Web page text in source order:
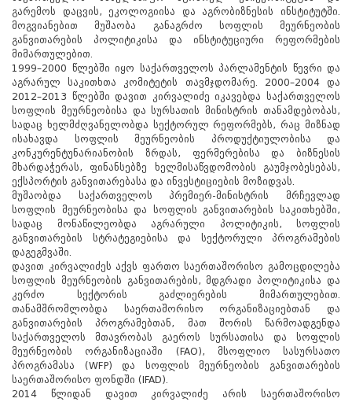
გარემოს დაცვის, ეკოლოგიისა და აგრობიზნესის ინსტიტუტში.
მოგვიანებით მუშაობა განაგრძო სოფლის მეურნეობის
განვითარების პოლიტიკისა და ინსტიტუციური რეფორმების
მიმართულებით.
1999–2000 წლებში იყო საქართველოს პარლამენტის წევრი და
აგრარულ საკითხთა კომიტეტის თავმჯდომარე. 2000–2004 და
2012–2013 წლებში დავით კირვალიძე იკავებდა საქართველოს
სოფლის მეურნეობისა და სურსათის მინისტრის თანამდებობას,
სადაც ხელმძღვანელობდა სექტორულ რეფორმებს, რაც მიზნად
ისახავდა სოფლის მეურნეობის პროდუქტიულობისა და
კონკურენტუნარიანობის ზრდას, ფერმერებისა და ბიზნესის
მხარდაჭერას, ფინანსებზე ხელმისაწვდომობის გაუმჯობესებას,
ექსპორტის განვითარებასა და ინვესტიციების მოზიდვას.
მუშაობდა საქართველოს პრემიერ-მინისტრის მრჩევლად
სოფლის მეურნეობისა და სოფლის განვითარების საკითხებში,
სადაც მონაწილეობდა აგრარული პოლიტიკის, სოფლის
განვითარების სტრატეგიებისა და სექტორული პროგრამების
დაგეგმვაში.
დავით კირვალიძეს აქვს ფართო საერთაშორისო გამოცდილება
სოფლის მეურნეობის განვითარების, მდგრადი პოლიტიკისა და
კერძო სექტორის გაძლიერების მიმართულებით.
თანამშრომლობდა საერთაშორისო ორგანიზაციებთან და
განვითარების პროგრამებთან, მათ შორის წარმოადგენდა
საქართველოს მთავრობას გაეროს სურსათისა და სოფლის
მეურნეობის ორგანიზაციაში (FAO), მსოფლიო სასურსათო
პროგრამასა (WFP) და სოფლის მეურნეობის განვითარების
საერთაშორისო ფონდში (IFAD).
2014 წლიდან დავით კირვალიძე არის საერთაშორისო